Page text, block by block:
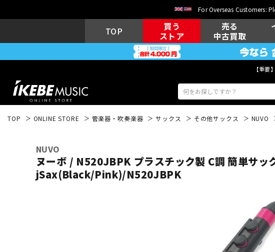
For Overseas Customers:
TOP
買う
ストア
売る
中古買取
【重要
TOP ONLINE STORE 管楽器・吹奏楽器 サックス その他サックス NUVO
NUVO
ヌーボ / N520JBPK プラスチック製 C調 簡単サッ
jSax(Black/Pink)/N520JBPK